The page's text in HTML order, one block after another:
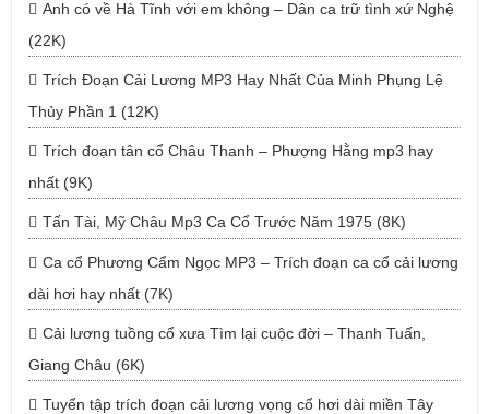
Anh có về Hà Tĩnh với em không – Dân ca trữ tình xứ Nghệ
(22K)
Trích Đoạn Cải Lương MP3 Hay Nhất Của Minh Phụng Lệ
Thủy Phần 1 (12K)
Trích đoạn tân cổ Châu Thanh – Phượng Hằng mp3 hay
nhất (9K)
Tấn Tài, Mỹ Châu Mp3 Ca Cổ Trước Năm 1975 (8K)
Ca cổ Phương Cẩm Ngọc MP3 – Trích đoạn ca cổ cải lương
dài hơi hay nhất (7K)
Cải lương tuồng cổ xưa Tìm lại cuộc đời – Thanh Tuấn,
Giang Châu (6K)
Tuyển tập trích đoạn cải lương vọng cổ hơi dài miền Tây